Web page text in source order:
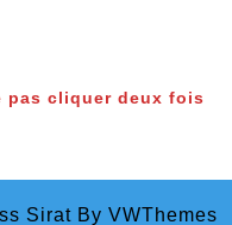
pas cliquer deux fois
Sirat By VWThemes